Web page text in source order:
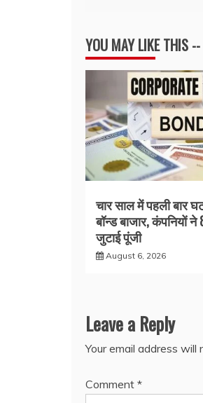
YOU MAY LIKE THIS --
चार साल में पहली बार
बॉन्ड बाजार, कंपनियों
जुटाई पूंजी
August 6, 2026
Leave a Reply
Your email address will
Comment *